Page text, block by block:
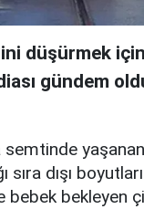
düşürmek
gündem
sıra dışı
bebek bekleyen